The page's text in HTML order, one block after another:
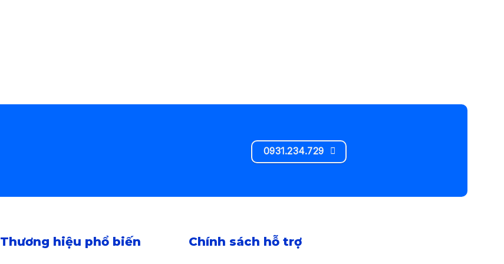
0931.234.729
Thương hiệu phổ biến Chính sách hỗ trợ